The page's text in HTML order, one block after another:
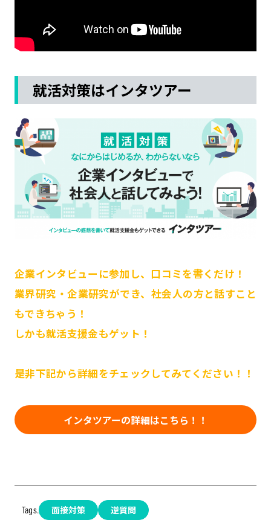
就活対策はインタツアー
企業インタビューに参加し、口コミを書くだけ！
業界研究・企業研究ができ、社会人の方と話すこと
もできちゃう！
しかも就活支援金もゲット！
是非下記から詳細をチェックしてみてください！！
インタツアーの詳細はこちら！！
Tags. 面接対策 逆質問